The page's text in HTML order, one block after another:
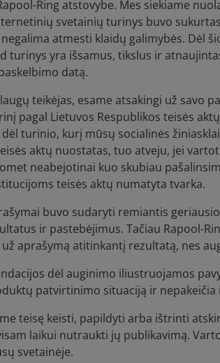
Ring atstovybe. Mes siekiame
svetainių turinys buvo
atmesti klaidų galimybės. Dėl
turinys yra išsamus, tikslus ir
datą.
teikėjas, esame atsakingi už savo
pagal Lietuvos Respublikos teisės
turinio, kurį mūsų socialinės
aktų nuostatas, tuo atveju, jei
neabejotinai kuo skubiau
teisės aktų numatyta tvarka.
buvo sudaryti remiantis
ir pastebėjimus. Tačiau Rapool-
aprašymą atitinkantį rezultatą, nes
dėl auginimo iliustruojamos
patvirtinimo situaciją ir
teisę keisti, papildyti arba ištrinti
laikui nutraukti jų publikavimą.
svetainėje.